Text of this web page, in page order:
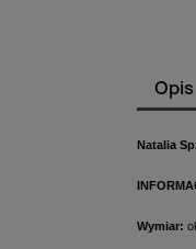
Opis
Natalia
Wymiar: